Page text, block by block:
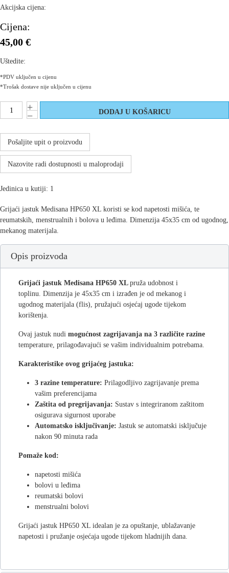
Akcijska cijena:
Cijena:
45,00 €
Uštedite:
*PDV uključen u cijenu
*Trošak dostave nije uključen u cijenu
Pošaljite upit o proizvodu
Nazovite radi dostupnosti u maloprodaji
Jedinica u kutiji: 1
Grijaći jastuk Medisana HP650 XL koristi se kod napetosti mišića, te
reumatskih, menstrualnih i bolova u leđima. Dimenzija 45x35 cm od ugodnog,
mekanog materijala.
Opis proizvoda
Grijaći jastuk Medisana HP650 XL pruža udobnost i
toplinu. Dimenzija je 45x35 cm i izrađen je od mekanog i
ugodnog materijala (flis), pružajući osjećaj ugode tijekom
korištenja.
Ovaj jastuk nudi mogućnost zagrijavanja na 3 različite razine
temperature, prilagođavajući se vašim individualnim potrebama.
Karakteristike ovog grijaćeg jastuka:
3 razine temperature: Prilagodljivo zagrijavanje prema
vašim preferencijama
Zaštita od pregrijavanja: Sustav s integriranom zaštitom
osigurava sigurnost uporabe
Automatsko isključivanje: Jastuk se automatski isključuje
nakon 90 minuta rada
Pomaže kod:
napetosti mišića
bolovi u leđima
reumatski bolovi
menstrualni bolovi
Grijaći jastuk HP650 XL idealan je za opuštanje, ublažavanje
napetosti i pružanje osjećaja ugode tijekom hladnijih dana.